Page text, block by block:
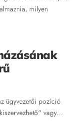
milyen
ügyvezetői pozíció
vagy…